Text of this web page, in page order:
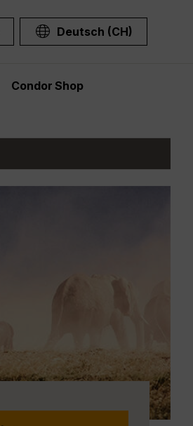
Deutsch (CH)
Condor Shop